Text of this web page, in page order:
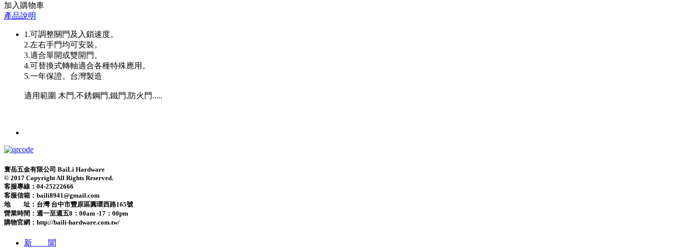
加入購物車
產品說明
1.可調整關門及入鎖速度。
2.左右手門均可安裝。
3.適合單開或雙開門。
4.可替換式轉軸適合各種特殊應用。
5.一年保證。台灣製造
適用範圍 木門,不銹鋼門,鐵門,防火門.....
寰岳五金有限公司 BaiLi Hardware
© 2017 Copyright All Rights Reserved.
客服專線：04-25222666
客服信箱：baili8941@gmail.com
地 址：台灣 台中市豐原區圓環西路165號
營業時間： 週一至週五8：00am -17：00pm
購物官網：http://baili-hardware.com.tw/
新 聞